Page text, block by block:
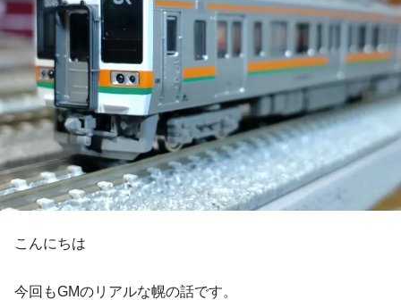
こんにちは
今回もGMのリアルな幌の話です。